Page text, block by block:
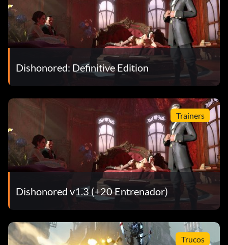
Dishonored: Definitive Edition
Trainers
Dishonored v1.3 (+20 Entrenador)
Trucos